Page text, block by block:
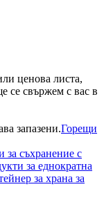
ценова листа,
се свържем с вас в
запазени.Горещи
за съхранение с
за еднократна
за храна за